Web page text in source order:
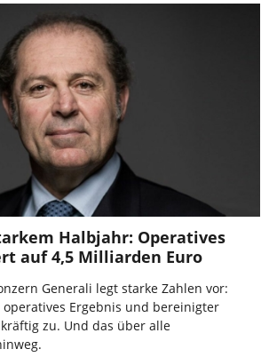
Halbjahr: Operatives
auf 4,5 Milliarden Euro
Generali legt starke Zahlen vor:
Ergebnis und bereinigter
zu. Und das über alle